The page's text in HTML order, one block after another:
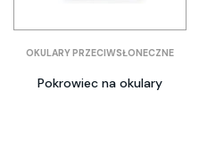
OKULARY PRZECIWSŁONECZNE
Pokrowiec na okulary